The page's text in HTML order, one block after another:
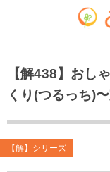
【解438】おし
くり(つるっち)
【解】シリーズ
お知らせ
個人情報保護方針
共生型デイサービス おた
居宅介護支援事業
ごちゃまぜ食堂
放課後等デイサービス